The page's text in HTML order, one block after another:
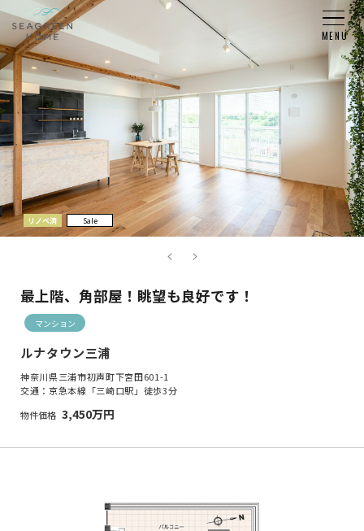
リノベ済 Sale
最上階、角部屋！眺望も良好です！
マンション
ルナタウン三浦
神奈川県三浦市初声町下宮田601-1
交通：京急本線「三崎口駅」徒歩3分
物件価格 3,450万円